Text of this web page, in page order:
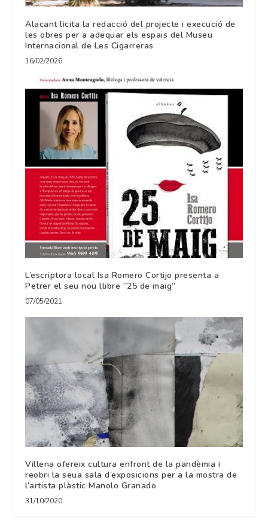
Alacant licita la redacció del projecte i execució de
les obres per a adequar els espais del Museu
Internacional de Les Cigarreras
16/02/2026
L’escriptora local Isa Romero Cortijo presenta a
Petrer el seu nou llibre “25 de maig”
07/05/2021
Villena ofereix cultura enfront de la pandèmia i
reobri la seua sala d’exposicions per a la mostra de
l’artista plàstic Manolo Granado
31/10/2020